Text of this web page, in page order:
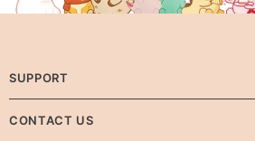
SUPPORT
CONTACT US